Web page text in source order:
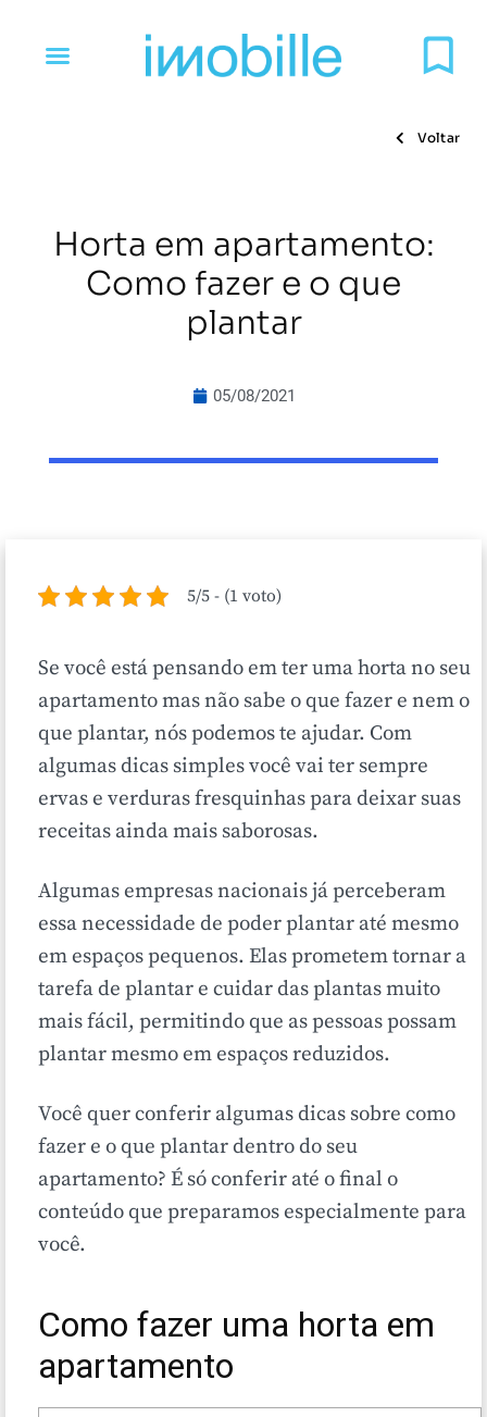
Voltar
Horta em apartamento:
Como fazer e o que
plantar
05/08/2021
5/5 - (1 voto)
Se você está pensando em ter uma horta no seu
apartamento mas não sabe o que fazer e nem o
que plantar, nós podemos te ajudar. Com
algumas dicas simples você vai ter sempre
ervas e verduras fresquinhas para deixar suas
receitas ainda mais saborosas.
Algumas empresas nacionais já perceberam
essa necessidade de poder plantar até mesmo
em espaços pequenos. Elas prometem tornar a
tarefa de plantar e cuidar das plantas muito
mais fácil, permitindo que as pessoas possam
plantar mesmo em espaços reduzidos.
Você quer conferir algumas dicas sobre como
fazer e o que plantar dentro do seu
apartamento? É só conferir até o final o
conteúdo que preparamos especialmente para
você.
Como fazer uma horta em
apartamento